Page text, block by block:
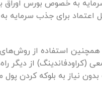
به خصوص بورس اوراق
اعتماد برای جذب سرمایه
همچنین استفاده از روش‌های
(کراودفاندینگ) از دیگر
بدون نیاز به بلوکه کردن